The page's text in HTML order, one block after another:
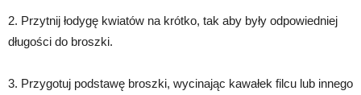
2. Przytnij łodygę kwiatów na krótko, tak aby były odpowiedniej
długości do broszki.
3. Przygotuj podstawę broszki, wycinając kawałek filcu lub innego